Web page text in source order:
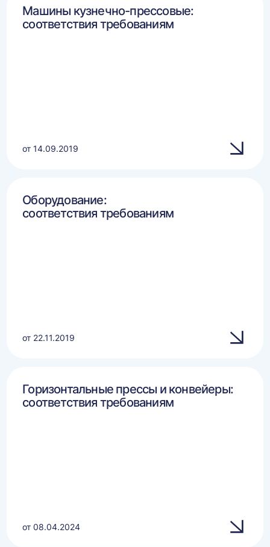
Машины кузнечно-прессовые:
соответствия требованиям
от 14.09.2019
Оборудование:
соответствия требованиям
от 22.11.2019
Горизонтальные прессы и конвейеры:
соответствия требованиям
от 08.04.2024